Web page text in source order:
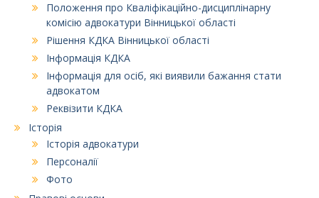
Положення про Кваліфікаційно-дисциплінарну
комісію адвокатури Вінницької області
Рішення КДКА Вінницької області
Інформація КДКА
Інформація для осіб, які виявили бажання стати
адвокатом
Реквізити КДКА
Історія
Історія адвокатури
Персоналії
Фото